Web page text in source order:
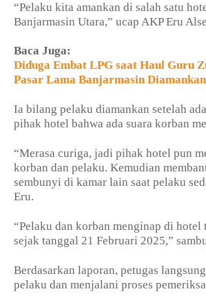
“Pelaku kita amankan di salah satu
Banjarmasin Utara,” ucap AKP Eru
Baca Juga:
Diduga Embat LPG saat Haul Guru
Pasar Lama Banjarmasin
Ia bilang pelaku diamankan setelah
pihak hotel bahwa ada suara korban
“Merasa curiga, jadi pihak hotel pun
korban dan pelaku. Kemudian
sembunyi di kamar lain saat pelaku
Eru.
“Pelaku dan korban menginap di hotel
sejak tanggal 21 Februari 2025,”
Berdasarkan laporan, petugas
pelaku dan menjalani proses